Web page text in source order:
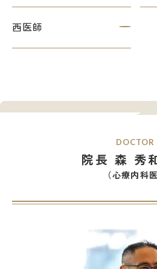
西医師
DOCTOR
院長 森 秀
（心療内科医